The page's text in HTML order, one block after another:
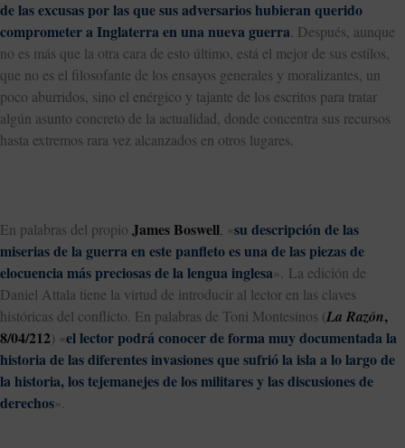
de las excusas por las que sus adversarios hubieran querido
comprometer a Inglaterra en una nueva guerra . Después, aunque
no es más que la otra cara de esto último, está el mejor de sus estilos,
que no es el filosofante de los ensayos generales y moralizantes, un
poco aburridos, sino el enérgico y tajante de los escritos para tratar
algún asunto concreto de la actualidad, donde concentra sus recursos
hasta extremos rara vez alcanzados en otros lugares.
En palabras del propio James Boswell , «su descripción de las
miserias de la guerra en este panfleto es una de las piezas de
elocuencia más preciosas de la lengua inglesa». La edición de
Daniel Attala tiene la virtud de introducir al lector en las claves
históricas del conflicto. En palabras de Toni Montesinos (La Razón,
8/04/212) «el lector podrá conocer de forma muy documentada la
historia de las diferentes invasiones que sufrió la isla a lo largo de
la historia, los tejemanejes de los militares y las discusiones de
derechos».